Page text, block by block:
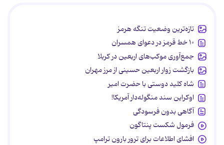
تازه‌ترین وضعیت تنگه هرمز
۱۰ خط قرمز در دعوای همسران
جمع‌آوری موکب‌های اربعین در کربلا
بازگشت زوار اربعین حسینی از مرز مهران
شاه کلید دوستی با حضرت امیر
اوکراین سند منگوله‌دار آمریکا!
آگاهی بدون فرسودگی
فرمول شکست پنتاگون
افشای اطلاعات برای ترور بارون ترامپ